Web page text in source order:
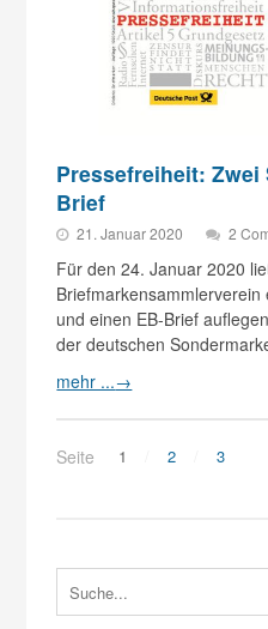
Pressefreiheit:
Brief
21. Januar 2020 2
Für den 24. Januar 2020
Briefmarkensammlerverein
und einen EB-Brief
der deutschen
mehr ...→
Seite 1 2 3